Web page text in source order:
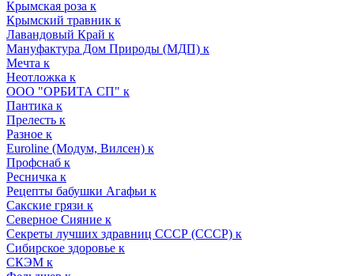
Крымская роза к
Крымский травник к
Лавандовый Край к
Мануфактура Дом Природы (МДП) к
Мечта к
Неотложка к
ООО "ОРБИТА СП" к
Пантика к
Прелесть к
Разное к
Euroline (Модум, Вилсен) к
Профснаб к
Ресничка к
Рецепты бабушки Агафьи к
Сакские грязи к
Северное Сияние к
Секреты лучших здравниц СССР (СССР) к
Сибирское здоровье к
СКЭМ к